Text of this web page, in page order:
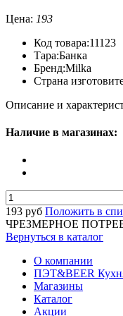
Цена: 193
Код товара:11123
Тара:Банка
Бренд:Milka
Страна
Описание и
Наличие в магазинах:
193 руб Положить в
ЧРЕЗМЕРНОЕ
Вернуться в каталог
О компании
ПЭТ&BEER
Магазины
Каталог
Акции